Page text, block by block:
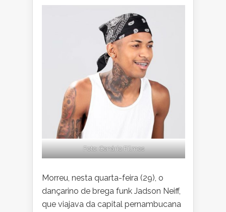
Foto: Cenário Filmes
Morreu, nesta quarta-feira (29), o
dançarino de brega funk Jadson Neiff,
que viajava da capital pernambucana